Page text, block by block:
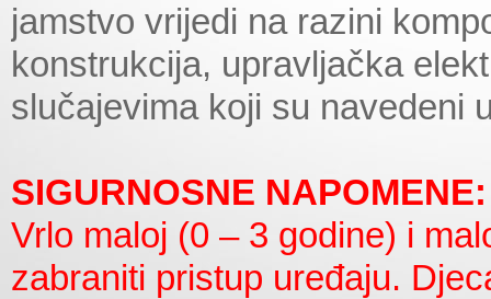
jamstvo vrijedi na razini
konstrukcija, upravljačka
slučajevima koji su navedeni
SIGURNOSNE NAPOMENE:
Vrlo maloj (0 – 3 godine) i
zabraniti pristup uređaju.